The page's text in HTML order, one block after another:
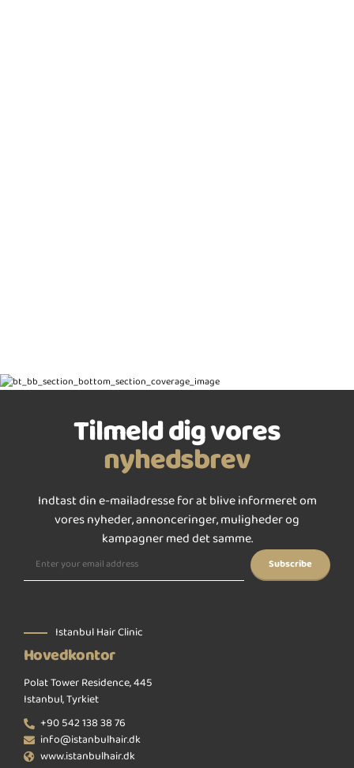
Tilmeld dig vores
nyhedsbrev
Indtast din e-mailadresse for at blive informeret om
vores nyheder, annonceringer, muligheder og
kampagner med det samme.
Istanbul Hair Clinic
Hovedkontor
Polat Tower Residence, 445
Istanbul, Tyrkiet
+90 542 138 38 76
info@istanbulhair.dk
www.istanbulhair.dk